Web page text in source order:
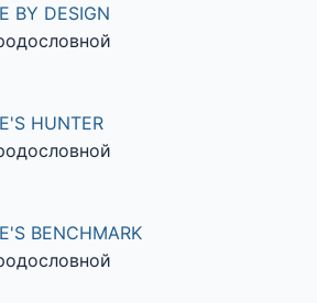
BY DESIGN
HUNTER
BENCHMARK